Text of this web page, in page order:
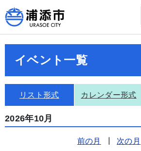
イベント一覧
リスト形式 カレンダー形式
2026年10月
前の月 次の月